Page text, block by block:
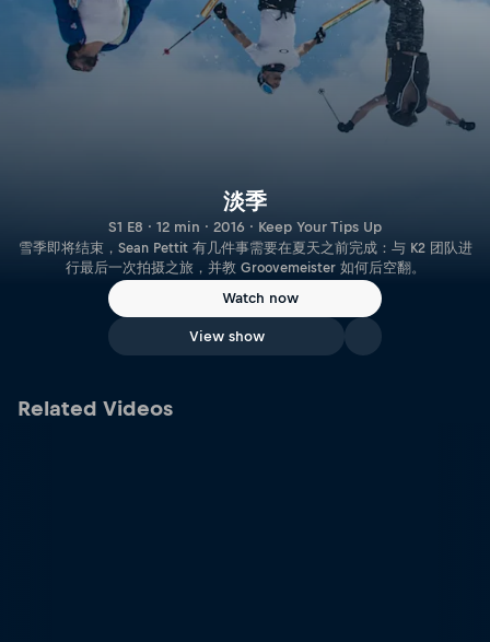
淡季
S1 E8 · 12 min · 2016 · Keep Your Tips Up
雪季即将结束，Sean Pettit 有几件事需要在夏天之前完成：与 K2 团队进
行最后一次拍摄之旅，并教 Groovemeister 如何后空翻。
Watch now
View show
Related Videos